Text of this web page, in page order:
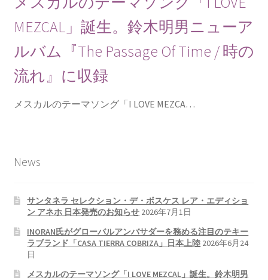
MEZCAL」誕生。鈴木明男ニューア
ルバム『The Passage Of Time / 時の
流れ』に収録
メスカルのテーマソング「I LOVE MEZCA…
News
サンタネラ セレクション・デ・ボスケス レア・エディショ
ン アネホ 日本発売のお知らせ 2026年7月1日
INORAN氏がグローバルアンバサダーを務める注目のテキー
ラブランド「CASA TIERRA COBRIZA」日本上陸 2026年6月24
日
メスカルのテーマソング「I LOVE MEZCAL」誕生。鈴木明男